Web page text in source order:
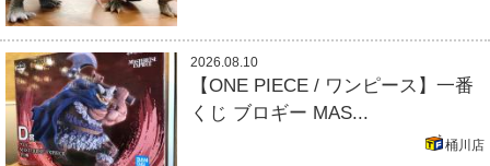
2026.08.10
【ONE PIECE / ワンピース】一番
くじ ブロギー MAS...
桶川店